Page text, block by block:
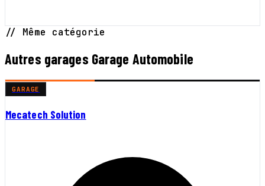
// Même catégorie
Autres garages Garage Automobile
GARAGE
Mecatech Solution